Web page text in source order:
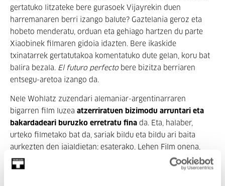
gertatuko litzateke bere gurasoek Vijayrekin duen
harremanaren berri izango balute? Gaztelania geroz eta
hobeto menderatu, orduan eta gehiago hartzen du parte
Xiaobinek filmaren gidoia idazten. Bere ikaskide
txinatarrek gertatutakoa komentatuko dute gelan, koru bat
balira bezala. El futuro perfecto bere bizitza berriaren
entsegu-aretoa izango da.
Nele Wohlatz zuzendari alemaniar-argentinarraren
bigarren film luzea atzerriratuen bizimodu arruntari eta
bakardadeari buruzko erretratu fina da. Eta, halaber,
urteko filmetako bat da, sariak bildu eta bildu ari baita
aurkezten den jaialdietan; esaterako, Lehen Film onena,
epaimahai gaztearen Sari Berezia eta kritikari
independenteen Urrezko Pitxerra Locarnoko zinema-